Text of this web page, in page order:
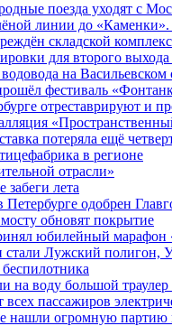
поезда уходят с
линии до «Каменки».
складской комплекс
для второго
на Васильевском
фестиваль
отреставрируют и
потеряла ещё
в регионе
отрасли»
лета
одобрен
обновят покрытие
юбилейный марафон
Лужский полигон,
на воду большой
пассажиров
нашли огромную партию